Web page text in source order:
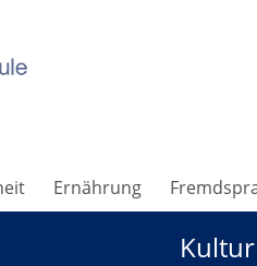
Ernährung